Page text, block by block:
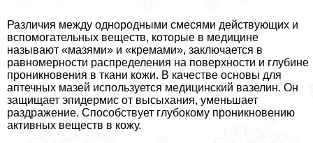
Различия между однородными смесями действующих и
вспомогательных веществ, которые в медицине
называют «мазями» и «кремами», заключается в
равномерности распределения на поверхности и глубине
проникновения в ткани кожи. В качестве основы для
аптечных мазей используется медицинский вазелин. Он
защищает эпидермис от высыхания, уменьшает
раздражение. Способствует глубокому проникновению
активных веществ в кожу.